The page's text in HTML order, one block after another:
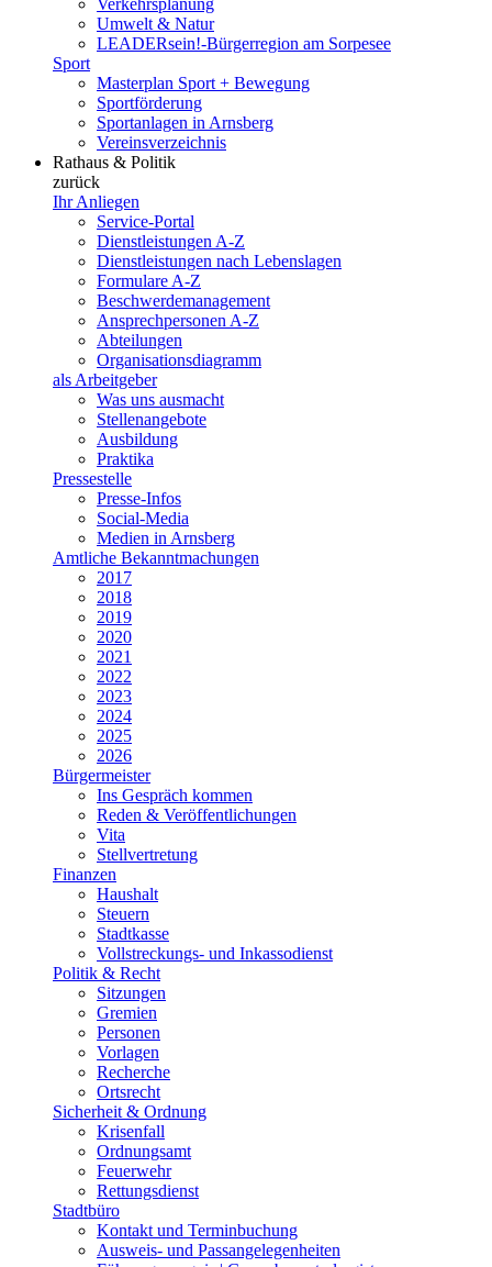
Verkehrsplanung
Umwelt & Natur
LEADERsein!-Bürgerregion am Sorpesee
Sport
Masterplan Sport + Bewegung
Sportförderung
Sportanlagen in Arnsberg
Vereinsverzeichnis
Rathaus & Politik
zurück
Ihr Anliegen
Service-Portal
Dienstleistungen A-Z
Dienstleistungen nach Lebenslagen
Formulare A-Z
Beschwerdemanagement
Ansprechpersonen A-Z
Abteilungen
Organisationsdiagramm
als Arbeitgeber
Was uns ausmacht
Stellenangebote
Ausbildung
Praktika
Pressestelle
Presse-Infos
Social-Media
Medien in Arnsberg
Amtliche Bekanntmachungen
2017
2018
2019
2020
2021
2022
2023
2024
2025
2026
Bürgermeister
Ins Gespräch kommen
Reden & Veröffentlichungen
Vita
Stellvertretung
Finanzen
Haushalt
Steuern
Stadtkasse
Vollstreckungs- und Inkassodienst
Politik & Recht
Sitzungen
Gremien
Personen
Vorlagen
Recherche
Ortsrecht
Sicherheit & Ordnung
Krisenfall
Ordnungsamt
Feuerwehr
Rettungsdienst
Stadtbüro
Kontakt und Terminbuchung
Ausweis- und Passangelegenheiten